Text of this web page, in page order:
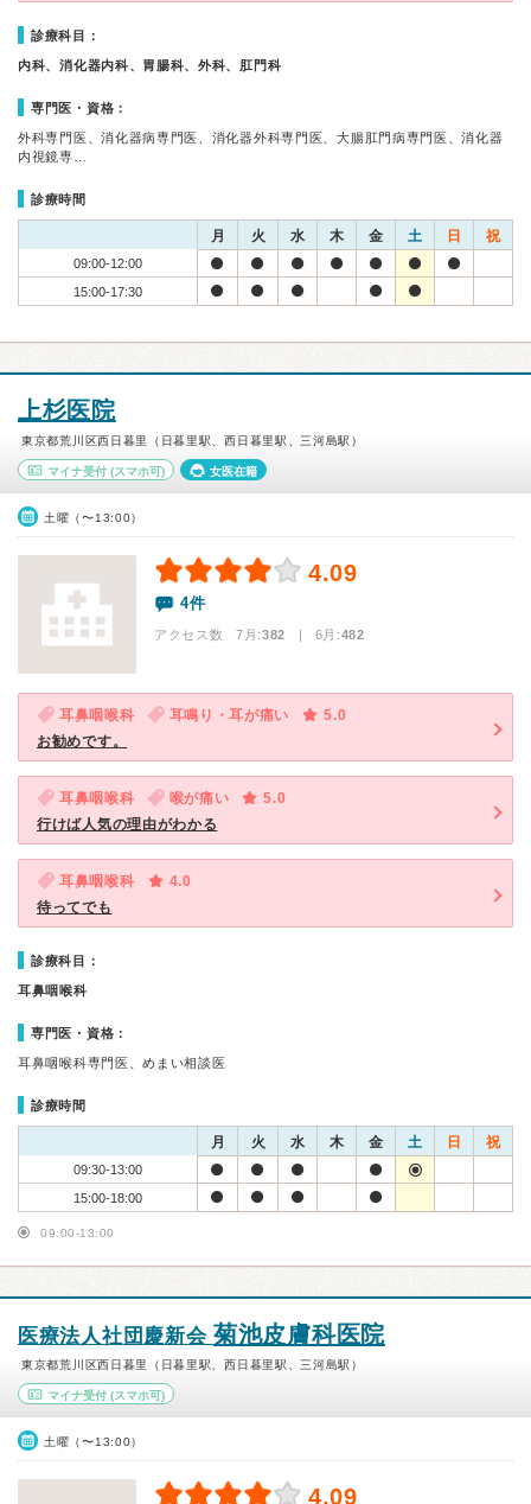
診療科目：
内科、消化器内科、胃腸科、外科、肛門科
専門医・資格：
外科専門医、消化器病専門医、消化器外科専門医、大腸肛門病専門医、消化器
内視鏡専…
診療時間
月 火 水 木 金 土 日 祝
09:00-12:00
15:00-17:30
上杉医院
東京都荒川区西日暮里（日暮里駅、西日暮里駅、三河島駅）
マイナ受付 (スマホ可) 女医在籍
土曜（〜13:00）
4.09
4件
アクセス数 7月:382 | 6月:482
耳鼻咽喉科 耳鳴り・耳が痛い
5.0
お勧めです。
耳鼻咽喉科 喉が痛い
5.0
行けば人気の理由がわかる
耳鼻咽喉科
4.0
待ってでも
診療科目：
耳鼻咽喉科
専門医・資格：
耳鼻咽喉科専門医、めまい相談医
診療時間
月 火 水 木 金 土 日 祝
09:30-13:00
15:00-18:00
09:00-13:00
医療法人社団慶新会 菊池皮膚科医院
東京都荒川区西日暮里（日暮里駅、西日暮里駅、三河島駅）
マイナ受付 (スマホ可)
土曜（〜13:00）
4.09